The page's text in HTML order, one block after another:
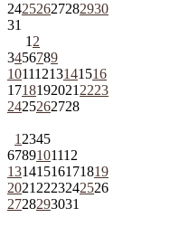
24252627282930
31
1 2
3456789
10111213141516
1718192021 2223
2425262728
1 2345
6789101112
13141516171819
2021 2223242526
2728293031